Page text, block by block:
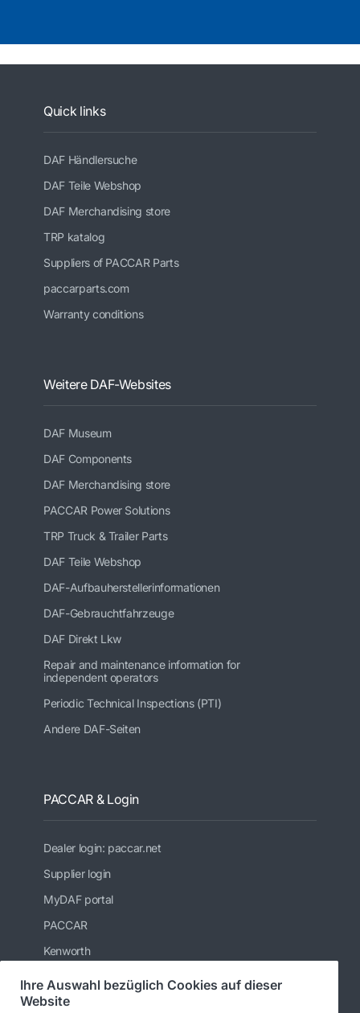
Quick links
DAF Händlersuche
DAF Teile Webshop
DAF Merchandising store
TRP katalog
Suppliers of PACCAR Parts
paccarparts.com
Warranty conditions
Weitere DAF-Websites
DAF Museum
DAF Components
DAF Merchandising store
PACCAR Power Solutions
TRP Truck & Trailer Parts
DAF Teile Webshop
DAF-Aufbauherstellerinformationen
DAF-Gebrauchtfahrzeuge
DAF Direkt Lkw
Repair and maintenance information for
independent operators
Periodic Technical Inspections (PTI)
Andere DAF-Seiten
PACCAR & Login
Dealer login: paccar.net
Supplier login
MyDAF portal
PACCAR
Kenworth
Leyland Trucks Ltd
Ihre Auswahl bezüglich Cookies auf dieser
Website